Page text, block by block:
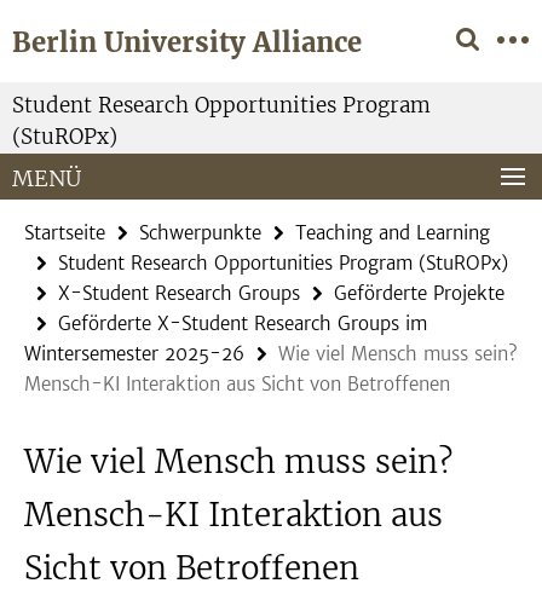
direkt
Inhalt
Berlin University Alliance
Service-
Navigation
Student Research Opportunities Program
(StuROPx)
MENÜ
Startseite Schwerpunkte
Teaching and Learning
Student Research Opportunities Program (StuROPx)
X-Student Research Groups
Geförderte Projekte
Geförderte X-Student Research Groups im
Wintersemester 2025-26
Wie viel Mensch muss sein?
Mensch-KI Interaktion aus Sicht von Betroffenen
Wie viel Mensch muss sein?
Mensch-KI Interaktion aus
Sicht von Betroffenen